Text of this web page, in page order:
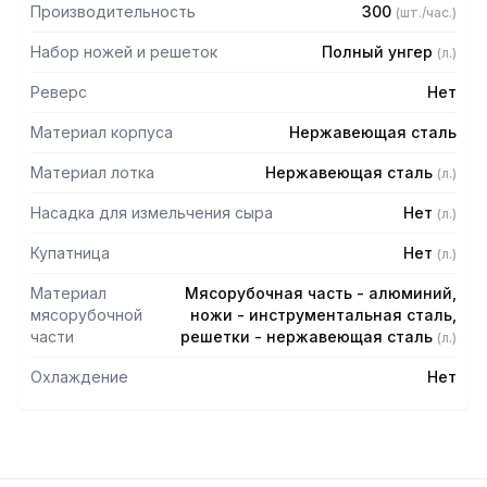
Производительность 300 (шт./час.)
Набор ножей и решеток Полный унгер (л.)
Реверс Нет
Материал корпуса Нержавеющая сталь
Материал лотка Нержавеющая сталь (л.)
Насадка для измельчения сыра Нет (л.)
Купатница Нет (л.)
Материал
мясорубочной
части
Мясорубочная часть - алюминий,
ножи - инструментальная сталь,
решетки - нержавеющая сталь (л.)
Охлаждение Нет